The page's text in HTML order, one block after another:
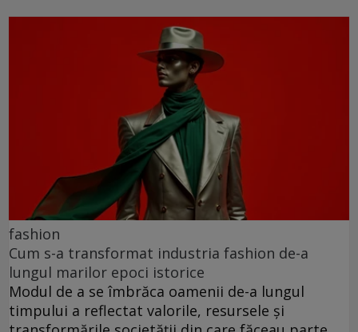
fashion
Cum s-a transformat industria fashion de-a
lungul marilor epoci istorice
Modul de a se îmbrăca oamenii de-a lungul
timpului a reflectat valorile, resursele și